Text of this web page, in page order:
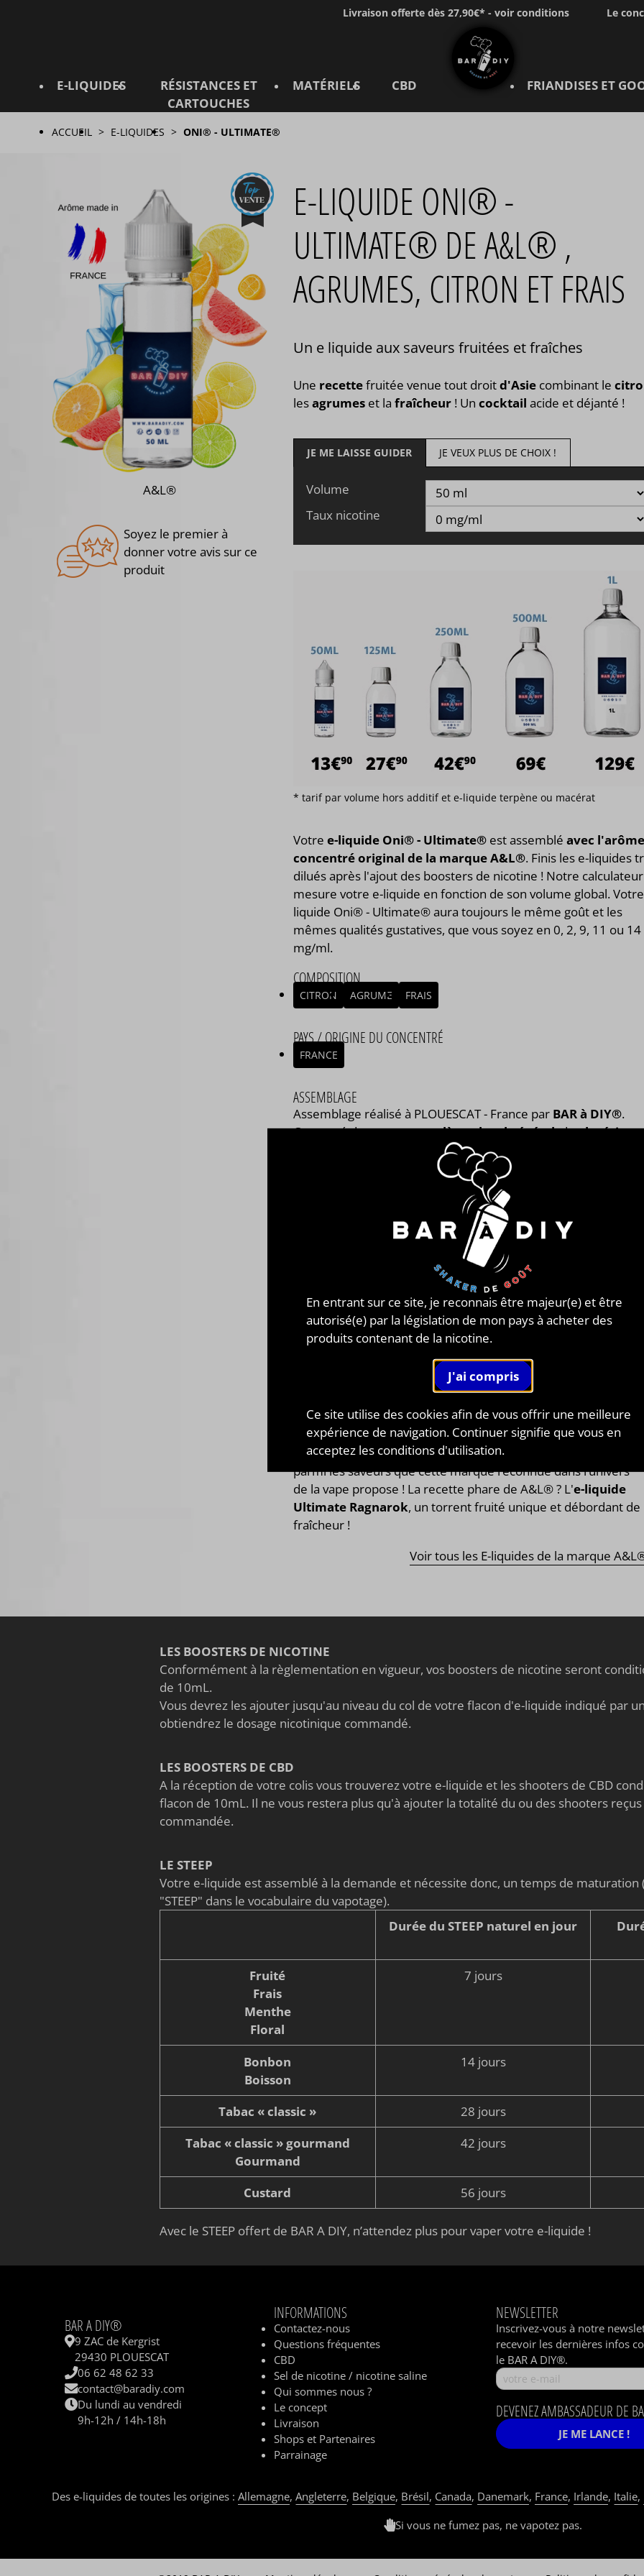
Livraison offerte dès 27,90€* - voir conditions Le
E-LIQUIDES
RÉSISTANCES ET
CARTOUCHES
MATÉRIELS CBD FRIANDISES ET
ACCUEIL E-LIQUIDES ONI® - ULTIMATE®
E-LIQUIDE ONI® -
ULTIMATE® DE A&L® ,
AGRUMES, CITRON ET FRAIS
Un e liquide aux saveurs fruitées et fraîches
Une recettefruitée venue tout droitd'Asie combinant le
lesagrumes et lafraîcheur ! Uncocktailacide et déjanté !
JE ME LAISSE GUIDER JE VEUX PLUS DE CHOIX !
Volume
Taux nicotine
* tarif par volume hors additif et e-liquide terpène ou macérat
Votree-liquide Oni® - Ultimate® est assembléavec
concentré original de la marque A&L®. Finis les e-liquides
dilués après l'ajout des boosters de nicotine ! Notre calculateur
mesure votre e-liquide en fonction de son volume global.
liquide Oni® - Ultimate® aura toujours le même goût et les
mêmes qualités gustatives, que vous soyez en 0, 2, 9, 11 ou 14
mg/ml.
COMPOSITION
CITRON AGRUME FRAIS
PAYS / ORIGINE DU CONCENTRÉ
FRANCE
ASSEMBLAGE
Assemblage réalisé à PLOUESCAT - France par BAR à DIY®.
Composé demono propylène glycol végétal, deglycérine
et de l'arôme Oni® - Ultimate® de la marque A&L®.
Disponible en flacon de 50ml, 125ml, 250ml, 500ml et 1L.
UNE MARQUE DE E-LIQUIDES QUI MET À
L'HONNEUR LA MYTHOLOGIE NORDIQUE &
JAPONAISE
Créée en 2012 dans une petite commune proche de Saint-
est l’initiative de Julien Argaud, grand
passionné de cigarettes électroniques
, mais surtout par le «
liquides de fabrication 100% française. Des fruités aux
gourmands, en passant par les mentholés ou bien encore les
classiques, vous trouverez le e-liquide qui vous correspond
parmi les saveurs que cette marque reconnue dans l’univers
de la vape propose ! La recette phare de A&L® ? L'e-liquide
Ultimate Ragnarok, un torrent fruité unique et débordant de
fraîcheur !
Voir tous les E-liquides de la marque
A&L®
Soyez le premier à
donner votre avis sur ce
produit
LES BOOSTERS DE NICOTINE
Conformément à la règlementation en vigueur, vos boosters de nicotine seront
de 10mL.
Vous devrez les ajouter jusqu'au niveau du col de votre flacon d'e-liquide indiqué par
obtiendrez le dosage nicotinique commandé.
LES BOOSTERS DE CBD
A la réception de votre colis vous trouverez votre e-liquide et les shooters de CBD
flacon de 10mL. Il ne vous restera plus qu'à ajouter la totalité du ou des shooters
commandée.
LE STEEP
Votre e-liquide est assemblé à la demande et nécessite donc, un temps de
"STEEP" dans le vocabulaire du vapotage).
Durée du STEEP naturel en jour
Fruité
Frais
Menthe
Floral
7 jours
Bonbon
Boisson
14 jours
Tabac « classic »
28 jours
Tabac « classic » gourmand
Gourmand
42 jours
Custard 56 jours
Avec le STEEP offert de BAR A DIY, n’attendez plus pour vaper votre e-liquide !
BAR A DIY®
9 ZAC de Kergrist
29430 PLOUESCAT
06 62 48 62 33
contact@baradiy.com
Du lundi au vendredi
9h-12h / 14h-18h
INFORMATIONS
Contactez-nous
Questions fréquentes
CBD
Sel de nicotine / nicotine saline
Qui sommes nous ?
Le concept
Livraison
Shops et Partenaires
Parrainage
NEWSLETTER
Inscrivez-vous à notre
recevoir les dernières infos
le BAR A DIY®.
DEVENEZ AMBASSADEUR DE
JE ME LANCE !
Des e-liquides de toutes les origines : Allemagne, Angleterre, Belgique, Brésil, Canada, Danemark, France, Irlande, Italie,
Si vous ne fumez pas, ne vapotez pas.
En entrant sur ce site, je reconnais être majeur(e) et être
autorisé(e) par la législation de mon pays à acheter des
produits contenant de la nicotine.
Ce site utilise des cookies afin de vous offrir une meilleure
expérience de navigation. Continuer signifie que vous en
acceptez les conditions d'utilisation.